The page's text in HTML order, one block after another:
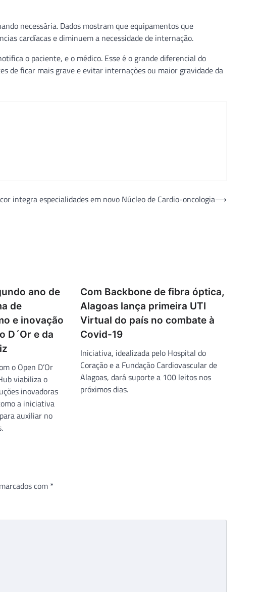
necessária. Dados mostram que equipamentos que
cardíacas e diminuem a necessidade de internação.
o paciente, e o médico. Esse é o grande diferencial do
de ficar mais grave e evitar internações ou maior gravidade da
integra especialidades em novo Núcleo de Cardio-oncologia⟶
ano de
de
e inovação
D´Or e da
o Open D’Or
viabiliza o
inovadoras
a iniciativa
auxiliar no
Com Backbone de fibra óptica,
Alagoas lança primeira UTI
Virtual do país no combate à
Covid-19
Iniciativa, idealizada pelo Hospital do
Coração e a Fundação Cardiovascular de
Alagoas, dará suporte a 100 leitos nos
próximos dias.
com *